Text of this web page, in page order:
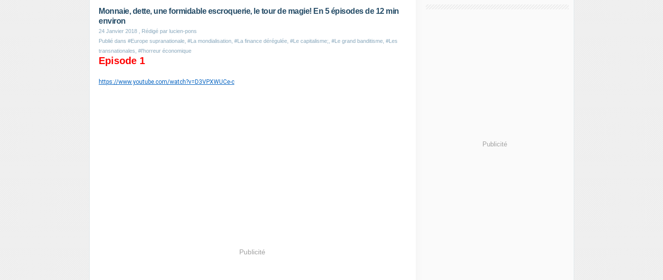
Monnaie, dette, une formidable escroquerie, le tour de magie! En 5 épisodes de 12 min
environ
24 Janvier 2018 , Rédigé par lucien-pons
Publié dans #Europe supranationale #La mondialisation #La finance dérégulée #Le capitalisme; #Le grand banditisme #Les
transnationales #l'horreur économique
Episode 1
https://www.youtube.com/watch?v=D3VPXWUCe-c
Publicité
Publicité